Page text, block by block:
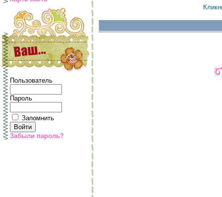
Пользователь
Пароль
Запомнить
Забыли пароль?